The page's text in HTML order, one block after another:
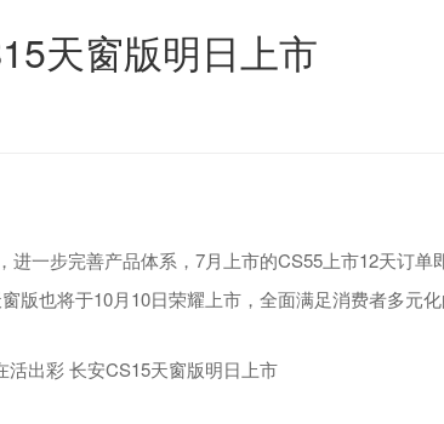
天窗版明日上市
一步完善产品体系，7月上市的CS55上市12天订单
版也将于10月10日荣耀上市，全面满足消费者多元化